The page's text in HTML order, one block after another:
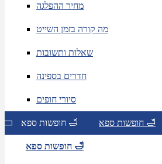
מחיר ההפלגה
מה קורה בזמן השייט
שאלות ותשובות
חדרים בספינה
סיורי חופים
חופשות ספא 🛁 חופשות ספא 🛁
חופשות ספא 🛁